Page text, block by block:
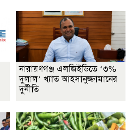
নারায়ণগঞ্জ এলজিইডিতে ‘৩%
দুলাল’ খ্যাত আহসানুজ্জামানের
দুর্নীতি